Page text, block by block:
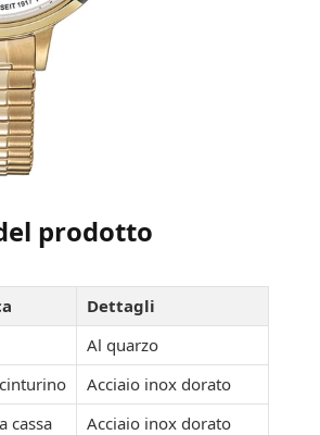
prodotto
Dettagli
Al quarzo
Acciaio inox dorato
cassa
Acciaio inox dorato